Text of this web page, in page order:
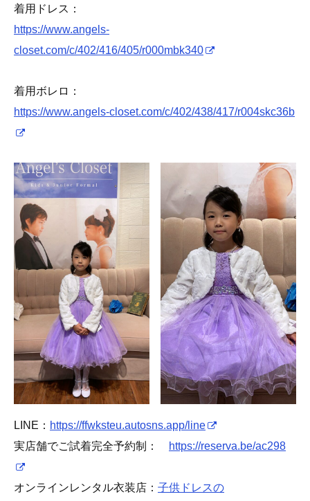
着用ドレス：
https://www.angels-
closet.com/c/402/416/405/r000mbk340
着用ボレロ：
https://www.angels-closet.com/c/402/438/417/r004skc36b
LINE： https://ffwksteu.autosns.app/line
実店舗でご試着完全予約制：
https://reserva.be/ac298
オンラインレンタル衣装店： 子供ドレスの